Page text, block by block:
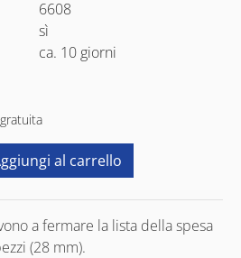
6608
sì
ca. 10 giorni
a fermare la lista della spesa
(28 mm).